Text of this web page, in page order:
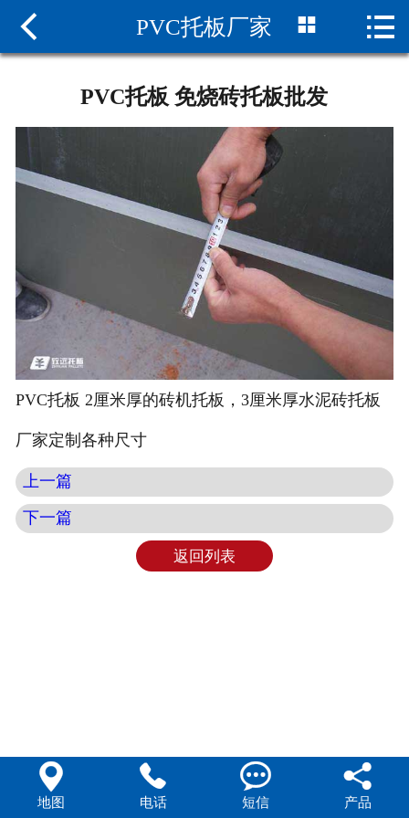
 网站首页
水泥砖机托板
致远托板
联系我们
 PVC托板厂家  
PVC托板 免烧砖托板批发
PVC托板 2厘米厚的砖机托板，3厘米厚水泥砖托板
厂家定制各种尺寸
上一篇
下一篇
返回列表

地图

电话

短信

产品